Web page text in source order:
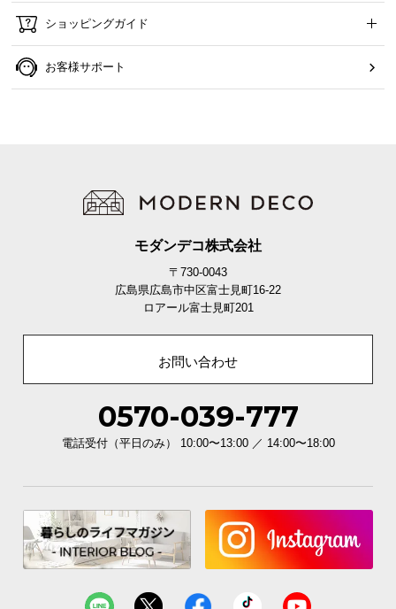
と支えることで座り疲れを軽減します。
体を優しく支える背もたれクッション
ような感触のシリコンフィルが体を優しく包みま
ショッピングガイド
お客様サポート
モダンデコ株式会社
〒730-0043
広島県広島市中区富士見町16-22
ロアール富士見町201
お問い合わせ
0570-039-777
電話受付（平日のみ） 10:00〜13:00 ／ 14:00〜18:00